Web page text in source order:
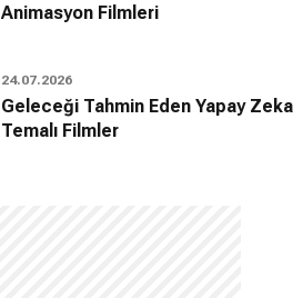
Animasyon Filmleri
24.07.2026
Geleceği Tahmin Eden Yapay Zeka
Temalı Filmler